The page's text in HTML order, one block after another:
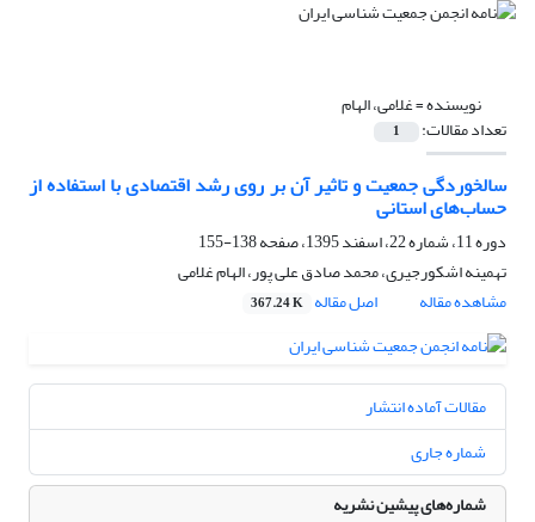
نویسنده =غلامی، الهام
تعداد مقالات: 1
سالخوردگی جمعیت و تاثیر آن بر روی رشد اقتصادی با استفاده از
حساب‌های استانی
دوره 11، شماره 22، اسفند 1395، صفحه
138-155
تهمینه اشکورجیری، محمد صادق علی پور، الهام غلامی
مشاهده مقاله
اصل مقاله 367.24 K
مقالات آماده انتشار
شماره جاری
شماره‌های پیشین نشریه